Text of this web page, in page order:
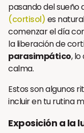
pasando del sueño
(cortisol) es
comenzar el día
la liberación de
parasimpático,
calma.
Estos son algunos
incluir en tu rutina
Exposición a la